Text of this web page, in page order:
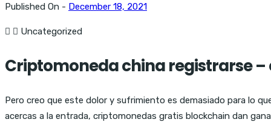
Published On - December 18, 2021
Uncategorized
Criptomoneda china registrarse
Pero creo que este dolor y sufrimiento es demasiado para lo
acercas a la entrada, criptomonedas gratis blockchain dan